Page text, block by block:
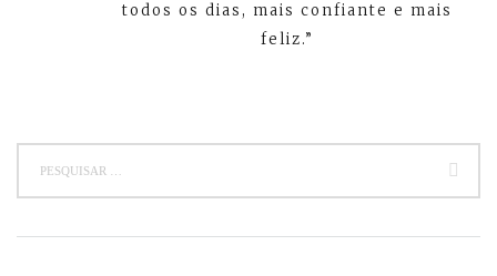
todos os dias, mais confiante e mais
feliz.”